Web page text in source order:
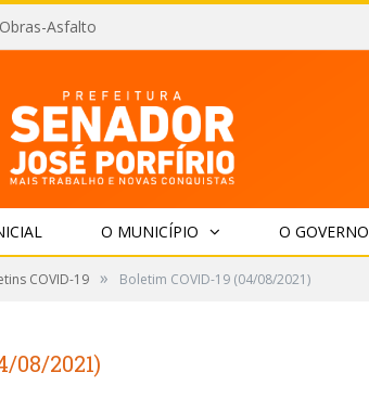
Obras-Asfalto
O MUNICÍPIO O GOVERNO
COVID-19 » Boletim COVID-19 (04/08/2021)
08/2021)